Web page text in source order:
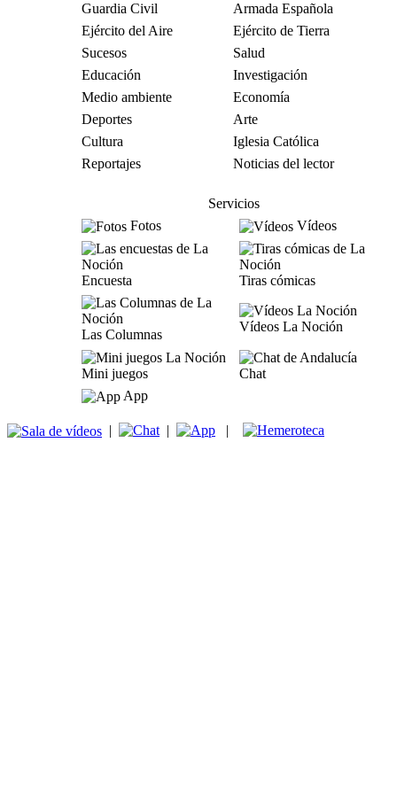
Guardia Civil
Armada Española
Ejército del Aire
Ejército de Tierra
Sucesos
Salud
Educación
Investigación
Medio ambiente
Economía
Deportes
Arte
Cultura
Iglesia Católica
Reportajes
Noticias del lector
Servicios
Fotos
Vídeos
Encuesta Tiras cómicas
Las Columnas
Vídeos La Noción
Mini juegos
Chat
App
| | |